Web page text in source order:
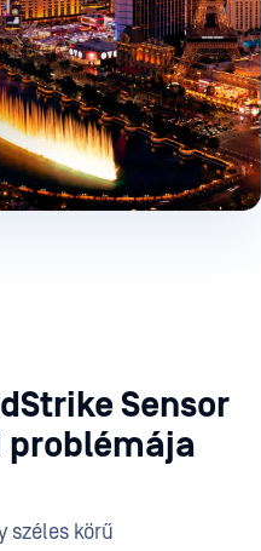
Sensor
problémája
széles körű